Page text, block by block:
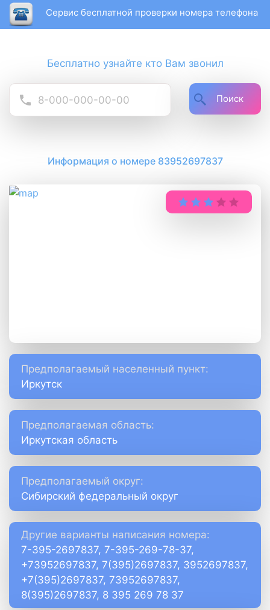
Сервис бесплатной проверки номера телефона
Бесплатно узнайте кто Вам звонил
Поиск
Информация о номере 83952697837
Предполагаемый населенный пункт:
Иркутск
Предполагаемая область:
Иркутская область
Предполагаемый округ:
Сибирский федеральный округ
Другие варианты написания номера:
7-395-2697837, 7-395-269-78-37,
+73952697837, 7(395)2697837, 3952697837,
+7(395)2697837, 73952697837,
8(395)2697837, 8 395 269 78 37